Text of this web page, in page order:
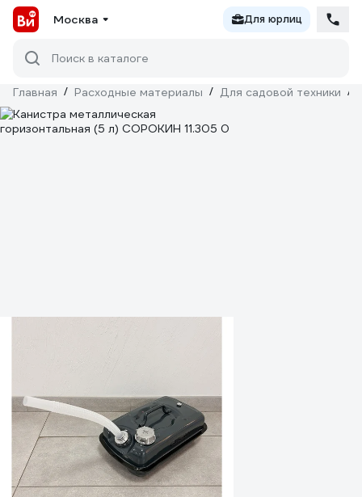
Москва Для юрлиц
Поиск в каталоге
Главная / Расходные материалы / Для садовой техники /